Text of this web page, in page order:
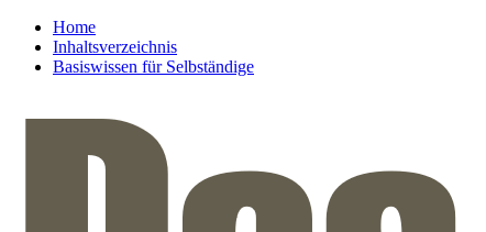
Home
Inhaltsverzeichnis
Basiswissen für Selbständige